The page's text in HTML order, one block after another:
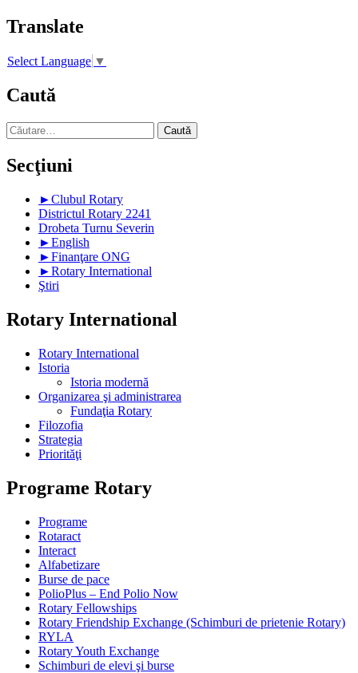
Translate
Select Language ▼
Caută
Caută
după:
Secţiuni
►Clubul Rotary
Districtul Rotary 2241
Drobeta Turnu Severin
►English
►Finanţare ONG
►Rotary International
Ştiri
Rotary International
Rotary International
Istoria
Istoria modernă
Organizarea şi administrarea
Fundaţia Rotary
Filozofia
Strategia
Priorităţi
Programe Rotary
Programe
Rotaract
Interact
Alfabetizare
Burse de pace
PolioPlus – End Polio Now
Rotary Fellowships
Rotary Friendship Exchange (Schimburi de prietenie Rotary)
RYLA
Rotary Youth Exchange
Schimburi de elevi şi burse